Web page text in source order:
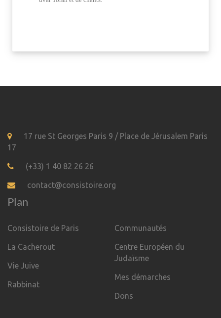
17 rue St Georges Paris 9 / Place de Jérusalem Paris
17
(+33) 1 40 82 26 26
contact@consistoire.org
Plan
Consistoire de Paris
La Cacherout
Vie Juive
Rabbinat
Communautés
Centre Européen du
Judaïsme
Mes démarches
Dons